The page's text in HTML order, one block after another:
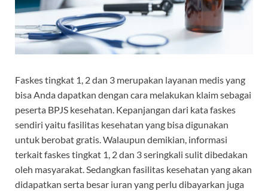
Faskes tingkat 1, 2 dan 3 merupakan layanan medis yang
bisa Anda dapatkan dengan cara melakukan klaim sebagai
peserta BPJS kesehatan. Kepanjangan dari kata faskes
sendiri yaitu fasilitas kesehatan yang bisa digunakan
untuk berobat gratis.Walaupun demikian, informasi
terkait faskes tingkat 1, 2 dan 3 seringkali sulit dibedakan
oleh masyarakat. Sedangkan fasilitas kesehatan yang akan
didapatkan serta besar iuran yang perlu dibayarkan juga